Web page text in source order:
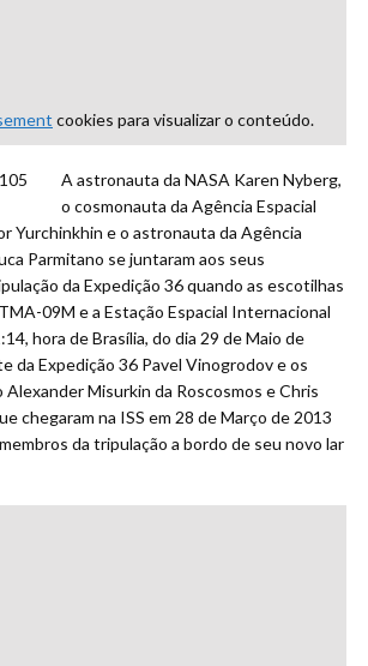
cookies para visualizar o conteúdo.
A astronauta da NASA Karen Nyberg,
o cosmonauta da Agência Espacial
Yurchinkhin e o astronauta da Agência
Parmitano se juntaram aos seus
da Expedição 36 quando as escotilhas
09M e a Estação Espacial Internacional
hora de Brasília, do dia 29 de Maio de
da Expedição 36 Pavel Vinogrodov e os
Misurkin da Roscosmos e Chris
chegaram na ISS em 28 de Março de 2013
da tripulação a bordo de seu novo lar